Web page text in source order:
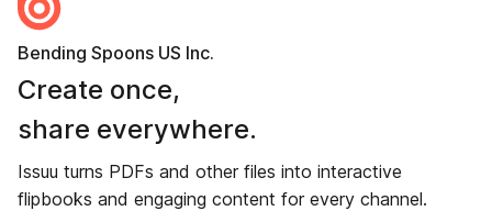
Bending Spoons US Inc.
Create once,
share everywhere.
Issuu turns PDFs and other files into interactive
flipbooks and engaging content for every channel.